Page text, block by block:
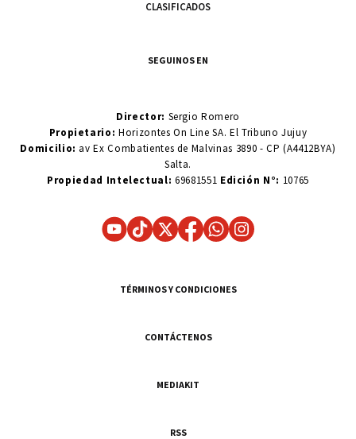
CLASIFICADOS
SEGUINOS EN
Director: Sergio Romero
Propietario:Horizontes On Line SA. El Tribuno Jujuy
Domicilio: av Ex Combatientes de Malvinas 3890 - CP (A4412BYA)
Salta.
Propiedad Intelectual: 69681551 Edición N°: 10765
TÉRMINOS Y CONDICIONES
CONTÁCTENOS
MEDIAKIT
RSS